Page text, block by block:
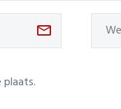
plaats.